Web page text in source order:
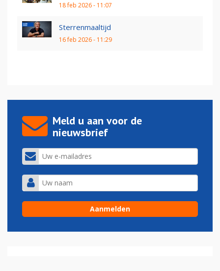
18 feb 2026 - 11:07
Sterrenmaaltijd
16 feb 2026 - 11:29
Meld u aan voor de
nieuwsbrief